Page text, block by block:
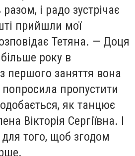
і радо зустрічає
прийшли мої
Тетяна. — Доця
року в
першого заняття вона
пропустити
як танцює
Вікторія Сергіївна. І
того, щоб згодом